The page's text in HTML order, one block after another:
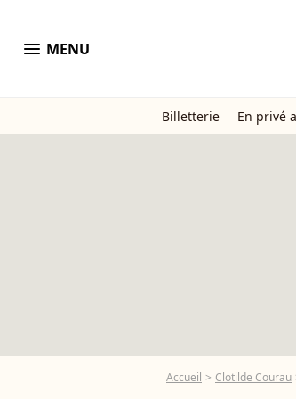
menu MENU
Billetterie En privé
Accueil Clotilde Courau